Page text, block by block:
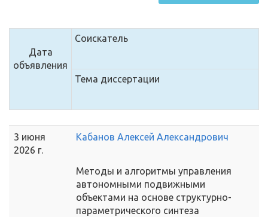
Дата
объявления
Соискатель
Тема диссертации
3 июня
2026 г.
Кабанов Алексей Александрович
Методы и алгоритмы управления
автономными подвижными
объектами на основе структурно-
параметрического синтеза